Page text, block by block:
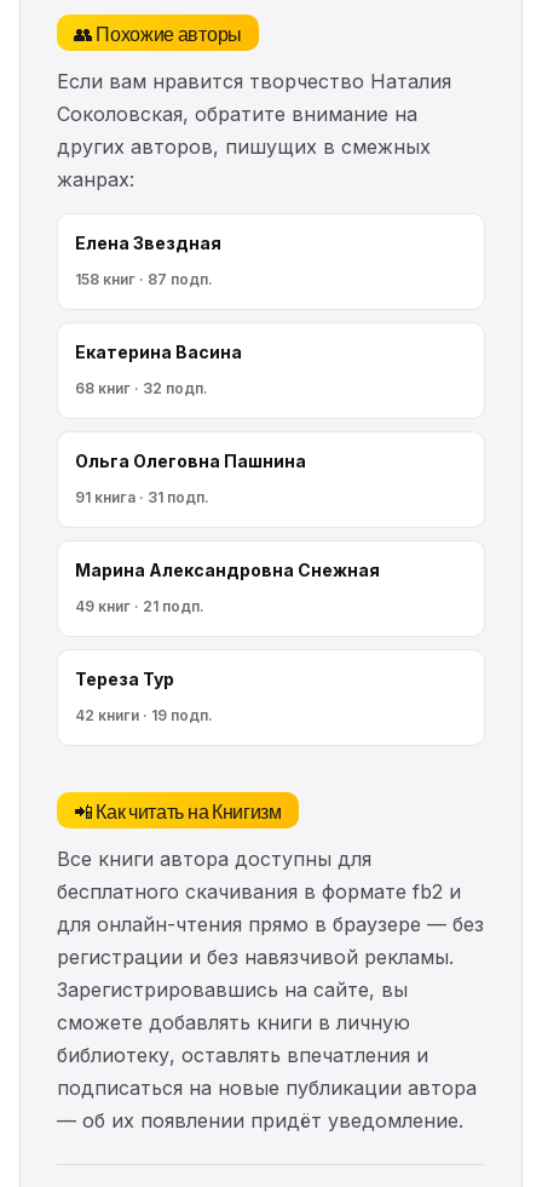
👥 Похожие авторы
Если вам нравится творчество Наталия
Соколовская, обратите внимание на
других авторов, пишущих в смежных
жанрах:
Елена Звездная
158 книг · 87 подп.
Екатерина Васина
68 книг · 32 подп.
Ольга Олеговна Пашнина
91 книга · 31 подп.
Марина Александровна Снежная
49 книг · 21 подп.
Тереза Тур
42 книги · 19 подп.
📲 Как читать на Книгизм
Все книги автора доступны для
бесплатного скачивания в формате fb2 и
для онлайн-чтения прямо в браузере — без
регистрации и без навязчивой рекламы.
Зарегистрировавшись на сайте, вы
сможете добавлять книги в личную
библиотеку, оставлять впечатления и
подписаться на новые публикации автора
— об их появлении придёт уведомление.